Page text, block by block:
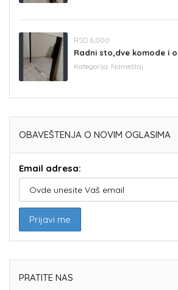
RSD 6,000
Radni sto,dve komode i
Kategorija: Nameštaj
OBAVEŠTENJA O NOVIM OGLASIMA
Email adresa:
PRATITE NAS